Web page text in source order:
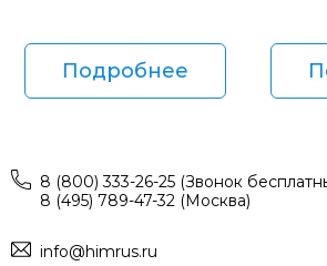
Подробнее
8 (800) 333-26-25 (Звонок
8 (495) 789-47-32 (Москва)
info@himrus.ru